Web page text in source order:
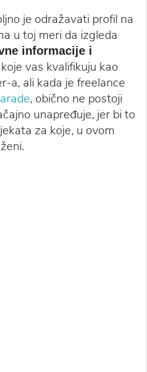
je odražavati profil na
u toj meri da izgleda
informacije i
koje vas kvalifikuju kao
a, ali kada je freelance
, obično ne postoji
unapređuje, jer bi to
za koje, u ovom